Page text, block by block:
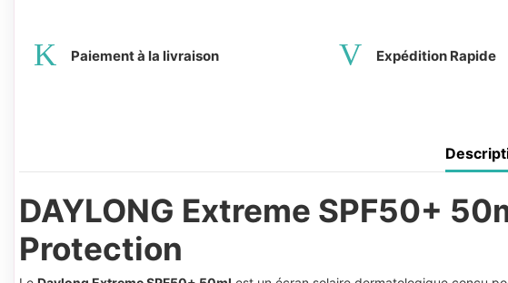
Paiement à la livraison Expédition Rapide
DAYLONG Extreme SPF50+
Protection